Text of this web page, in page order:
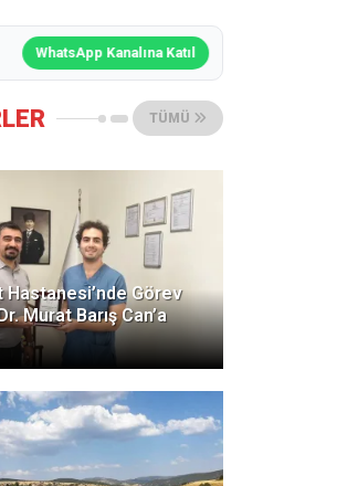
WhatsApp Kanalına Katıl
TÜMÜ
Görev
Murat Barış Can’a